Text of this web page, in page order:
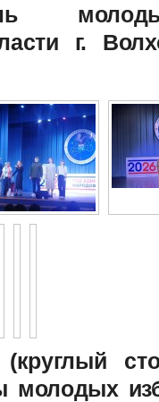
г.
(круглый
молодых